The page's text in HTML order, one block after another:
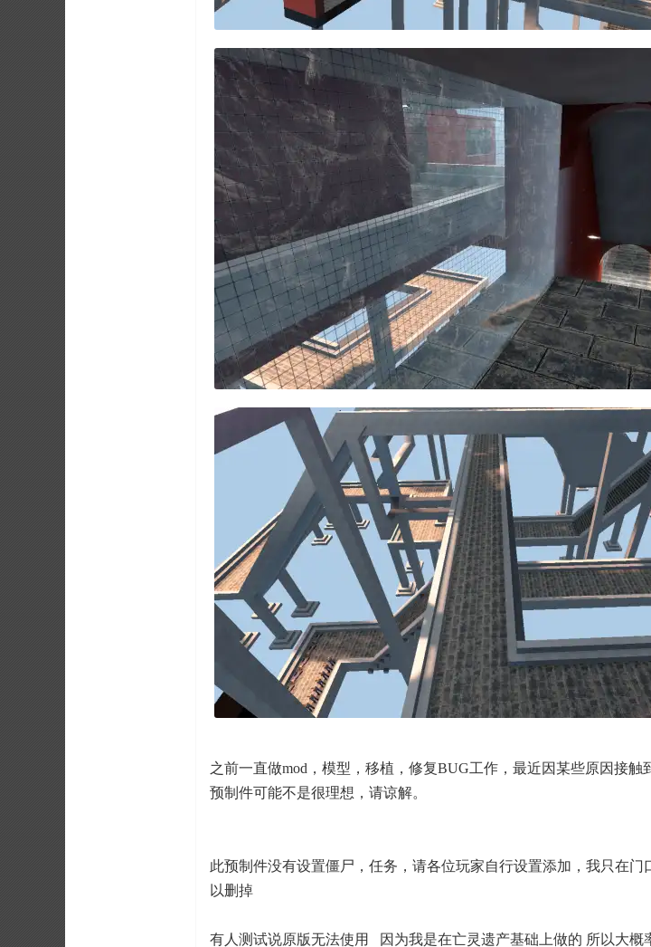
之前一直做mod，模型，移植，修复BUG工作，最近因某些原因接触
预制件可能不是很理想，请谅解。
此预制件没有设置僵尸，任务，请各位玩家自行设置添加，我只在
以删掉
有人测试说原版无法使用 因为我是在亡灵遗产基础上做的 所以大概